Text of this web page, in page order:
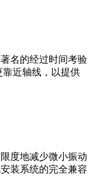
名的经过时间考验
靠近轴线，以提供
度地减少微小振动
装系统的完全兼容